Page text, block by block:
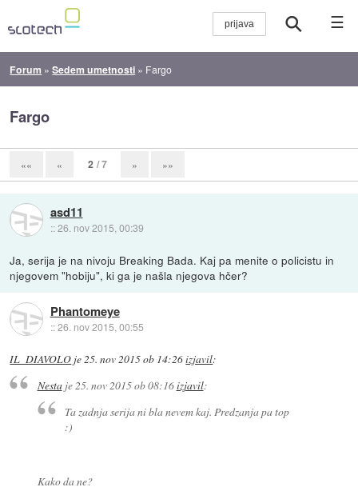
☰
Forum »Sedem umetnosti » Fargo
Fargo
«« « 2 / 7 » »»
asd11
::26. nov 2015, 00:39
Ja, serija je na nivoju Breaking Bada. Kaj pa menite o policistu in
njegovem "hobiju", ki ga je našla njegova hčer?
Phantomeye
::26. nov 2015, 00:55
IL_DIAVOLO je25. nov 2015 ob 14:26izjavil:
Nestaje25. nov 2015 ob 08:16izjavil:
Ta zadnja serija ni bla nevem kaj. Predzanja pa top
:)
Kako da ne?